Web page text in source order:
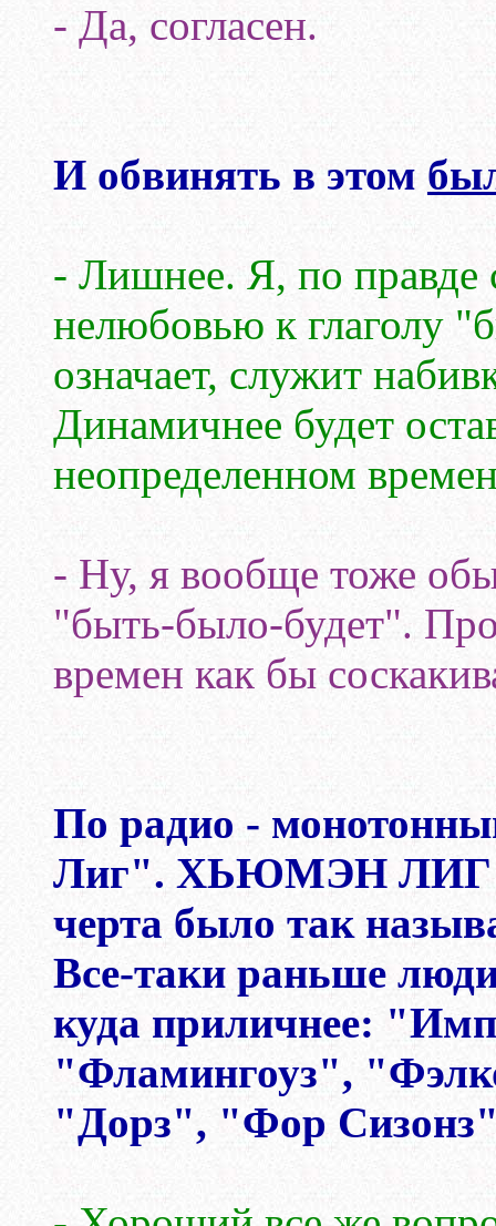
- Да, согласен.
И обвинять в этом
- Лишнее. Я, по правде
нелюбовью к глаголу
означает, служит
Динамичнее будет
неопределенном
- Ну, я вообще тоже
"быть-было-будет".
времен как бы
По радио -
Лиг". ХЬЮМЭН ЛИГ -
черта было так
Все-таки раньше
куда приличнее:
"Фламингоуз",
"Дорз", "Фор